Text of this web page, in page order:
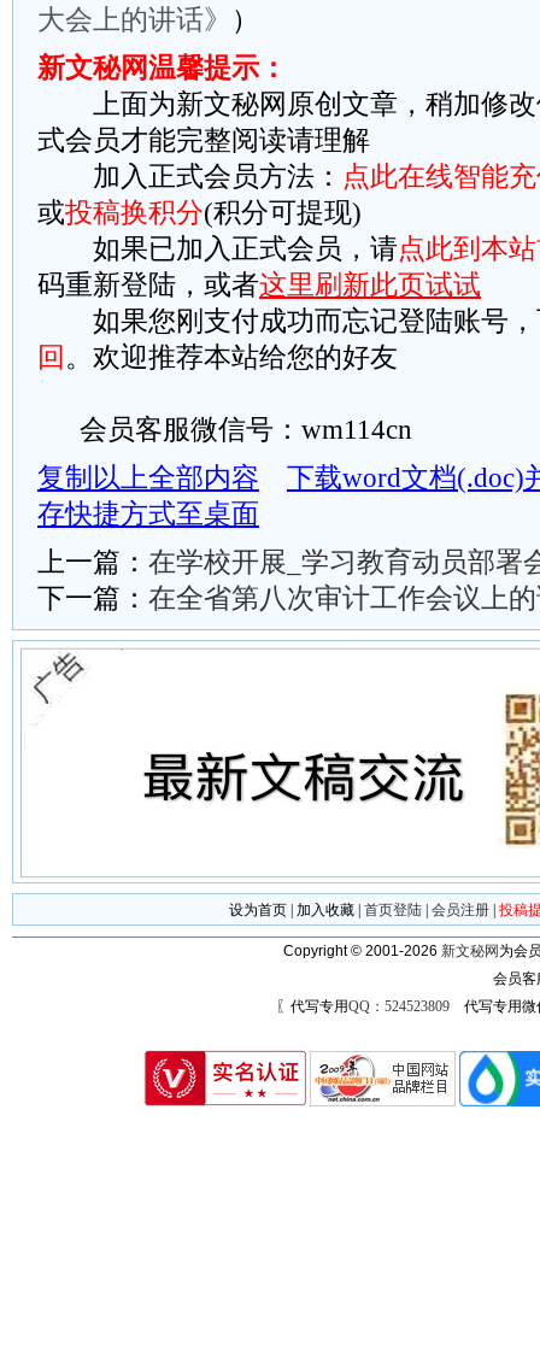
大会上的讲话》
）
新文秘网温馨提示：
上面为新文秘网原创文章，稍加修改
式会员才能完整阅读请理解
加入正式会员方法： 点此在线智能
或投稿换积分(积分可提现)
如果已加入正式会员，请点此到本
码重新登陆，或者这里刷新此页试试
如果您刚支付成功而忘记登陆账号，
回 。欢迎推荐本站给您的好友
会员客服微信号：wm114cn
复制以上全部内容
下载word文档(.doc)
存快捷方式至桌面
上一篇： 在学校开展_学习教育动员部署
下一篇： 在全省第八次审计工作会议上
设为首页 加入收藏 首页登陆 会员注册 投稿
Copyright © 2001-2026 新文秘网 为会
会员
〖代写专用QQ：524523809代写专用微